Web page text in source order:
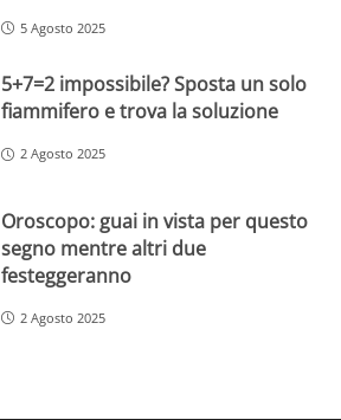
5 Agosto 2025
5+7=2 impossibile? Sposta un solo
fiammifero e trova la soluzione
2 Agosto 2025
Oroscopo: guai in vista per questo
segno mentre altri due
festeggeranno
2 Agosto 2025